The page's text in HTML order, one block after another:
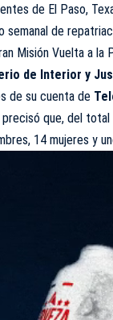
de El Paso,
semanal de
Misión Vuelta a la
de Interior y
de su cuenta de
precisó que, del
14 mujeres y